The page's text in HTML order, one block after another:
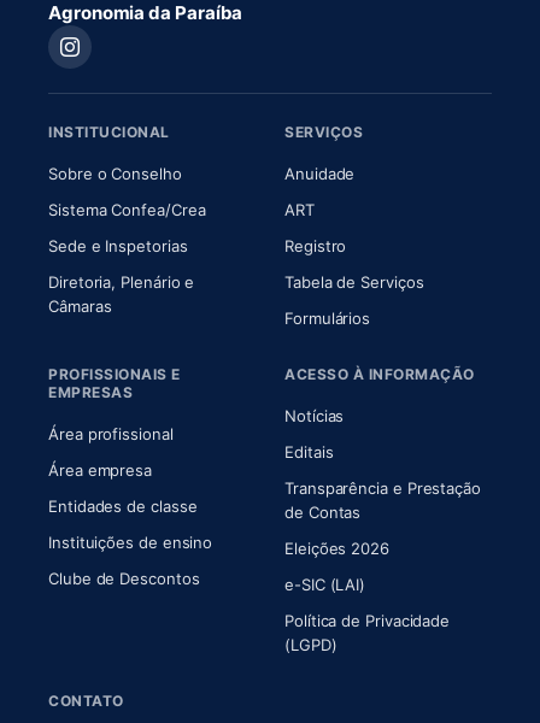
Agronomia da Paraíba
INSTITUCIONAL
Sobre o Conselho(abre em nova aba)
Sistema Confea/Crea(abre em nova aba)
Sede e Inspetorias
Diretoria, Plenário e
Câmaras(abre em nova aba)
SERVIÇOS
Anuidade
ART(abre em nova aba)
Registro
Tabela de Serviços
Formulários
PROFISSIONAIS E
EMPRESAS
Área profissional
Área empresa
Entidades de classe
Instituições de ensino
Clube de Descontos
ACESSO À INFORMAÇÃO
Notícias
Editais
Transparência e Prestação
de Contas
Eleições 2026
e-SIC (LAI)
Política de Privacidade
(LGPD)
CONTATO